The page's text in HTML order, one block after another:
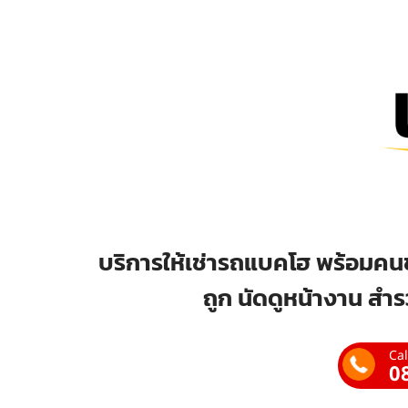
บริการให้เช่ารถแบคโฮ พร้อมค
ถูก นัดดูหน้างาน สำ